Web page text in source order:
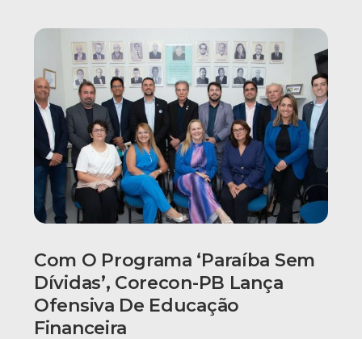
Com O Programa ‘Paraíba Sem
Dívidas’, Corecon-PB Lança
Ofensiva De Educação
Financeira